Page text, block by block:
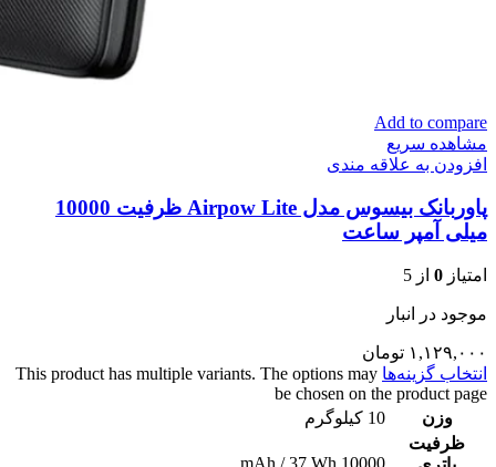
Add to compare
مشاهده سریع
افزودن به علاقه مندی
پاوربانک بیسوس مدل Airpow Lite ظرفیت 10000
میلی آمپر ساعت
امتیاز 0 از 5
موجود در انبار
۱,۱۲۹,۰۰۰ تومان
انتخاب گزینه‌ها This product has multiple variants. The options may
be chosen on the product page
وزن
10 کیلوگرم
ظرفیت